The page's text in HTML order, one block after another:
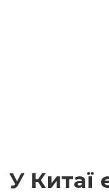
У Китаї